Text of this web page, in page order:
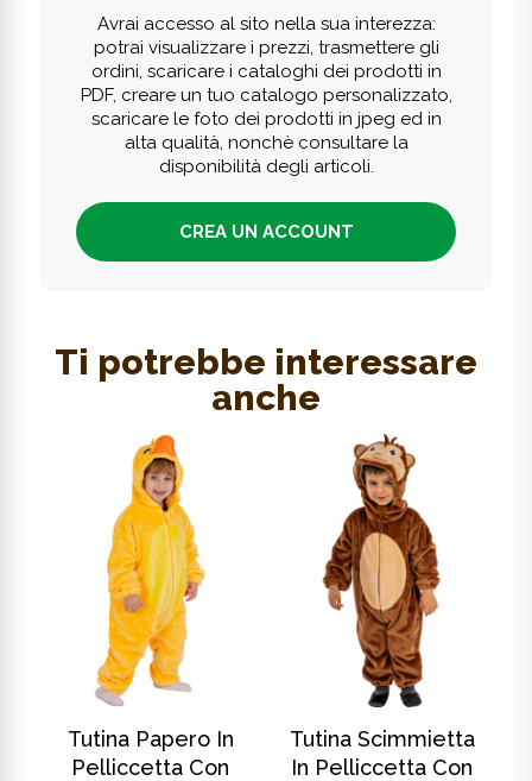
Avrai accesso al sito nella sua interezza:
potrai visualizzare i prezzi, trasmettere gli
ordini, scaricare i cataloghi dei prodotti in
PDF, creare un tuo catalogo personalizzato,
scaricare le foto dei prodotti in jpeg ed in
alta qualità, nonchè consultare la
disponibilità degli articoli.
CREA UN ACCOUNT
Ti potrebbe interessare
anche
Tutina Papero In
Pelliccetta Con
Tutina Scimmietta
In Pelliccetta Con